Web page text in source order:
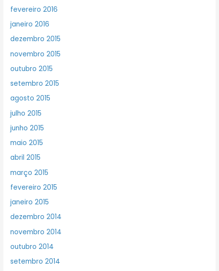
fevereiro 2016
janeiro 2016
dezembro 2015
novembro 2015
outubro 2015
setembro 2015
agosto 2015
julho 2015
junho 2015
maio 2015
abril 2015
março 2015
fevereiro 2015
janeiro 2015
dezembro 2014
novembro 2014
outubro 2014
setembro 2014